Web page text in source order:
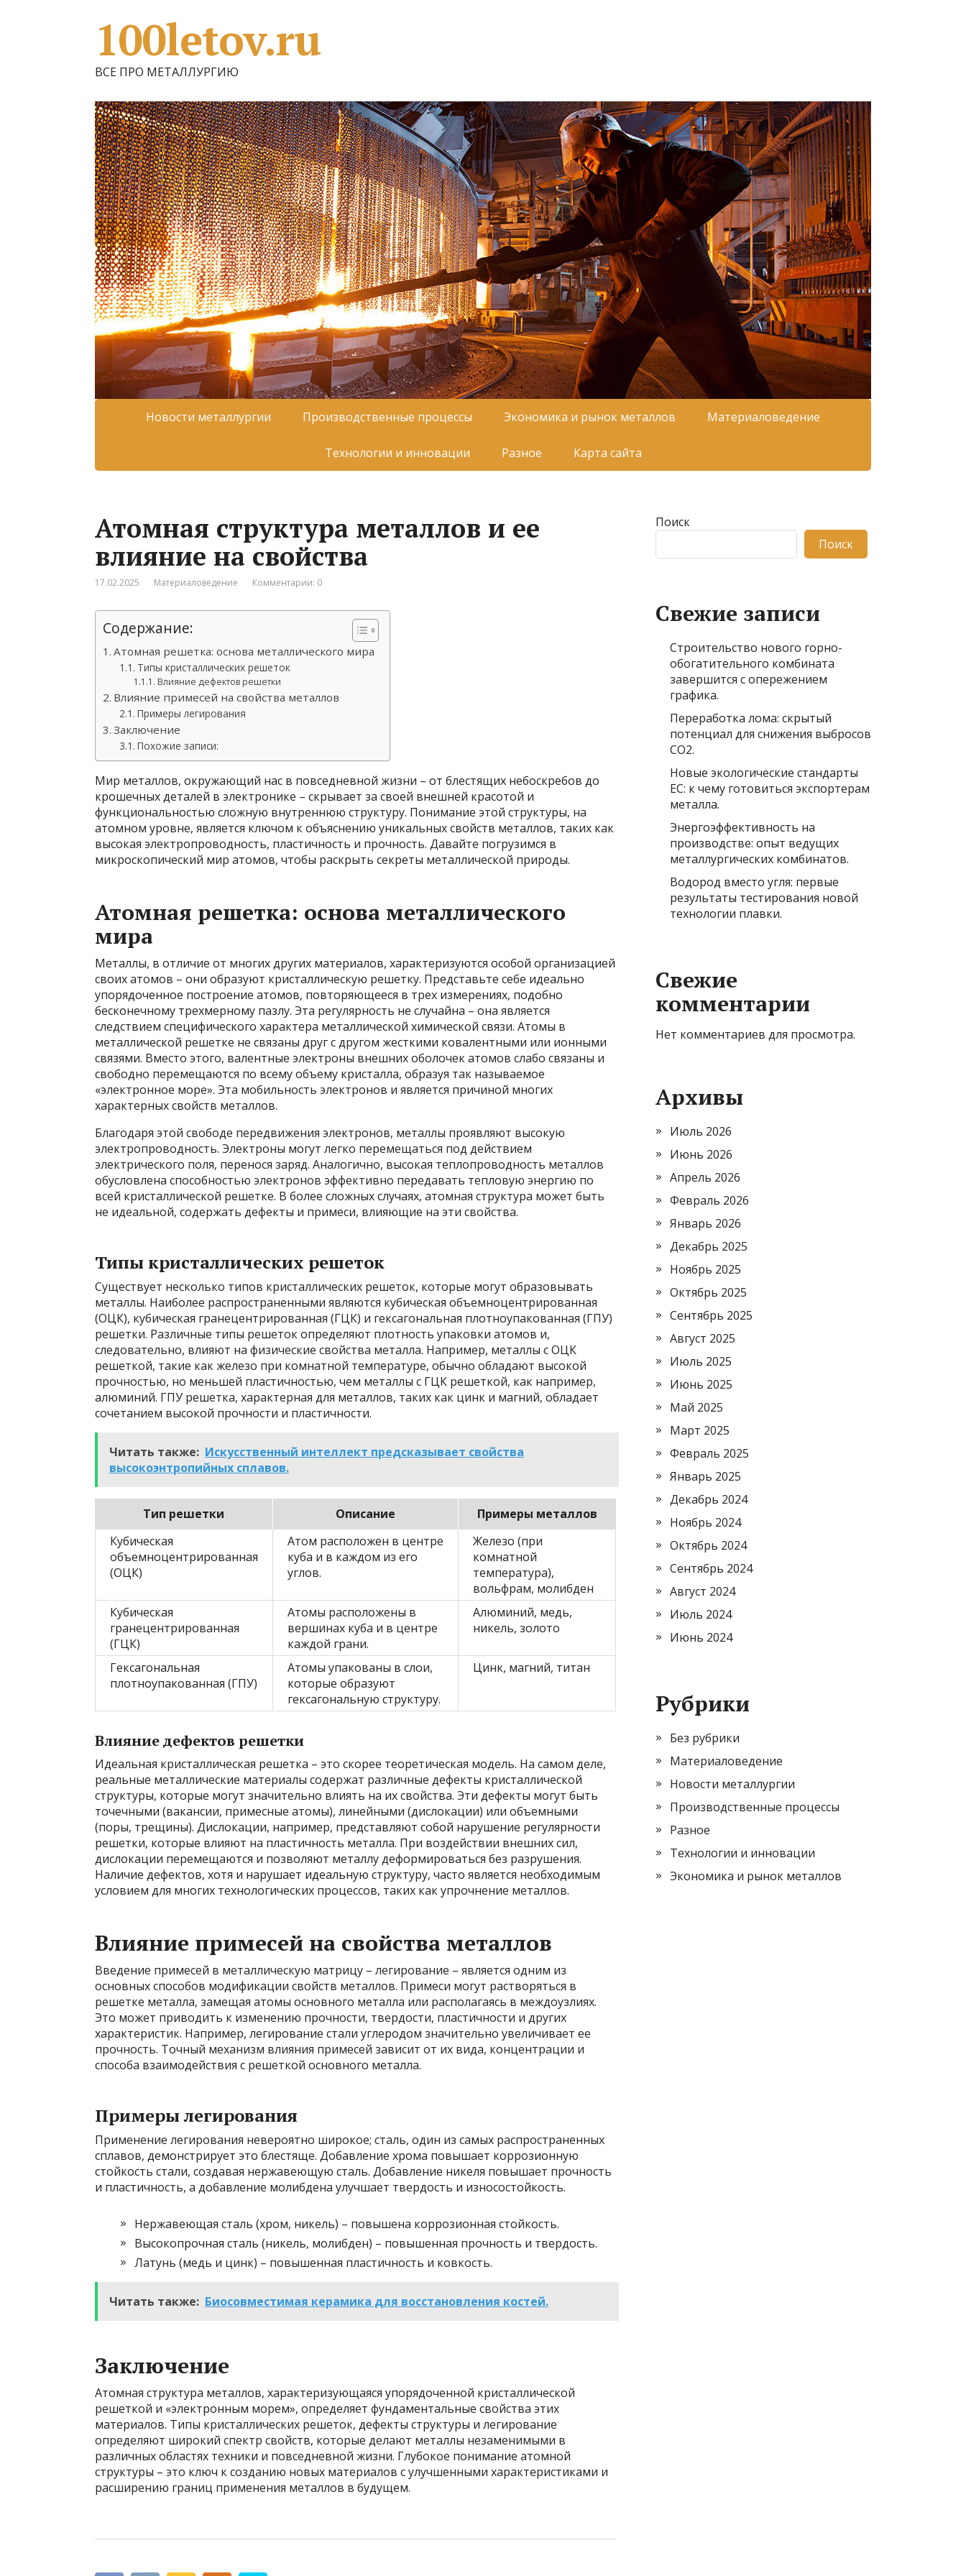
100letov.ru
ВСЕ ПРО МЕТАЛЛУРГИЮ
Новости металлургии Производственные процессы Экономика и рынок металлов Материаловедение
Технологии и инновации Разное Карта сайта
Атомная структура металлов и ее
влияние на свойства
17.02.2025 Материаловедение Комментарии: 0
Содержание:
Атомная решетка: основа металлического мира
Типы кристаллических решеток
Влияние дефектов решетки
Влияние примесей на свойства металлов
Примеры легирования
Заключение
Похожие записи:
Мир металлов, окружающий нас в повседневной жизни – от блестящих небоскребов до
крошечных деталей в электронике – скрывает за своей внешней красотой и
функциональностью сложную внутреннюю структуру. Понимание этой структуры, на
атомном уровне, является ключом к объяснению уникальных свойств металлов, таких как
высокая электропроводность, пластичность и прочность. Давайте погрузимся в
микроскопический мир атомов, чтобы раскрыть секреты металлической природы.
Атомная решетка: основа металлического
мира
Металлы, в отличие от многих других материалов, характеризуются особой организацией
своих атомов – они образуют кристаллическую решетку. Представьте себе идеально
упорядоченное построение атомов, повторяющееся в трех измерениях, подобно
бесконечному трехмерному пазлу. Эта регулярность не случайна – она является
следствием специфического характера металлической химической связи. Атомы в
металлической решетке не связаны друг с другом жесткими ковалентными или ионными
связями. Вместо этого, валентные электроны внешних оболочек атомов слабо связаны и
свободно перемещаются по всему объему кристалла, образуя так называемое
«электронное море». Эта мобильность электронов и является причиной многих
характерных свойств металлов.
Благодаря этой свободе передвижения электронов, металлы проявляют высокую
электропроводность. Электроны могут легко перемещаться под действием
электрического поля, перенося заряд. Аналогично, высокая теплопроводность металлов
обусловлена способностью электронов эффективно передавать тепловую энергию по
всей кристаллической решетке. В более сложных случаях, атомная структура может быть
не идеальной, содержать дефекты и примеси, влияющие на эти свойства.
Типы кристаллических решеток
Существует несколько типов кристаллических решеток, которые могут образовывать
металлы. Наиболее распространенными являются кубическая объемноцентрированная
(ОЦК), кубическая гранецентрированная (ГЦК) и гексагональная плотноупакованная (ГПУ)
решетки. Различные типы решеток определяют плотность упаковки атомов и,
следовательно, влияют на физические свойства металла. Например, металлы с ОЦК
решеткой, такие как железо при комнатной температуре, обычно обладают высокой
прочностью, но меньшей пластичностью, чем металлы с ГЦК решеткой, как например,
алюминий. ГПУ решетка, характерная для металлов, таких как цинк и магний, обладает
сочетанием высокой прочности и пластичности.
Читать также: Искусственный интеллект предсказывает свойства
высокоэнтропийных сплавов.
Тип решетки Описание
Примеры металлов
Кубическая
объемноцентрированная
(ОЦК)
Атом расположен в центре
куба и в каждом из его
углов.
Железо (при
комнатной
температура),
вольфрам, молибден
Кубическая
гранецентрированная
(ГЦК)
Атомы расположены в
вершинах куба и в центре
каждой грани.
Алюминий, медь,
никель, золото
Гексагональная
плотноупакованная (ГПУ)
Атомы упакованы в слои,
которые образуют
гексагональную структуру.
Цинк, магний, титан
Влияние дефектов решетки
Идеальная кристаллическая решетка – это скорее теоретическая модель. На самом деле,
реальные металлические материалы содержат различные дефекты кристаллической
структуры, которые могут значительно влиять на их свойства. Эти дефекты могут быть
точечными (вакансии, примесные атомы), линейными (дислокации) или объемными
(поры, трещины). Дислокации, например, представляют собой нарушение регулярности
решетки, которые влияют на пластичность металла. При воздействии внешних сил,
дислокации перемещаются и позволяют металлу деформироваться без разрушения.
Наличие дефектов, хотя и нарушает идеальную структуру, часто является необходимым
условием для многих технологических процессов, таких как упрочнение металлов.
Влияние примесей на свойства металлов
Введение примесей в металлическую матрицу – легирование – является одним из
основных способов модификации свойств металлов. Примеси могут растворяться в
решетке металла, замещая атомы основного металла или располагаясь в междоузлиях.
Это может приводить к изменению прочности, твердости, пластичности и других
характеристик. Например, легирование стали углеродом значительно увеличивает ее
прочность. Точный механизм влияния примесей зависит от их вида, концентрации и
способа взаимодействия с решеткой основного металла.
Примеры легирования
Применение легирования невероятно широкое; сталь, один из самых распространенных
сплавов, демонстрирует это блестяще. Добавление хрома повышает коррозионную
стойкость стали, создавая нержавеющую сталь. Добавление никеля повышает прочность
и пластичность, а добавление молибдена улучшает твердость и износостойкость.
Нержавеющая сталь (хром, никель) – повышена коррозионная стойкость.
Высокопрочная сталь (никель, молибден) – повышенная прочность и твердость.
Латунь (медь и цинк) – повышенная пластичность и ковкость.
Читать также: Биосовместимая керамика для восстановления костей.
Заключение
Атомная структура металлов, характеризующаяся упорядоченной кристаллической
решеткой и «электронным морем», определяет фундаментальные свойства этих
материалов. Типы кристаллических решеток, дефекты структуры и легирование
определяют широкий спектр свойств, которые делают металлы незаменимыми в
различных областях техники и повседневной жизни. Глубокое понимание атомной
структуры – это ключ к созданию новых материалов с улучшенными характеристиками и
расширению границ применения металлов в будущем.
Поиск
Поиск
Свежие записи
Строительство нового горно-
обогатительного комбината
завершится с опережением
графика.
Переработка лома: скрытый
потенциал для снижения выбросов
CO2.
Новые экологические стандарты
ЕС: к чему готовиться экспортерам
металла.
Энергоэффективность на
производстве: опыт ведущих
металлургических комбинатов.
Водород вместо угля: первые
результаты тестирования новой
технологии плавки.
Свежие
комментарии
Нет комментариев для просмотра.
Архивы
Июль 2026
Июнь 2026
Апрель 2026
Февраль 2026
Январь 2026
Декабрь 2025
Ноябрь 2025
Октябрь 2025
Сентябрь 2025
Август 2025
Июль 2025
Июнь 2025
Май 2025
Март 2025
Февраль 2025
Январь 2025
Декабрь 2024
Ноябрь 2024
Октябрь 2024
Сентябрь 2024
Август 2024
Июль 2024
Июнь 2024
Рубрики
Без рубрики
Материаловедение
Новости металлургии
Производственные процессы
Разное
Технологии и инновации
Экономика и рынок металлов